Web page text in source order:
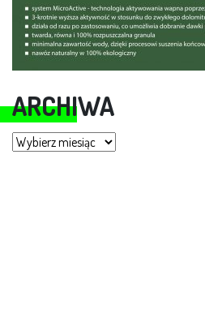
ARCHIWA
Archiwa